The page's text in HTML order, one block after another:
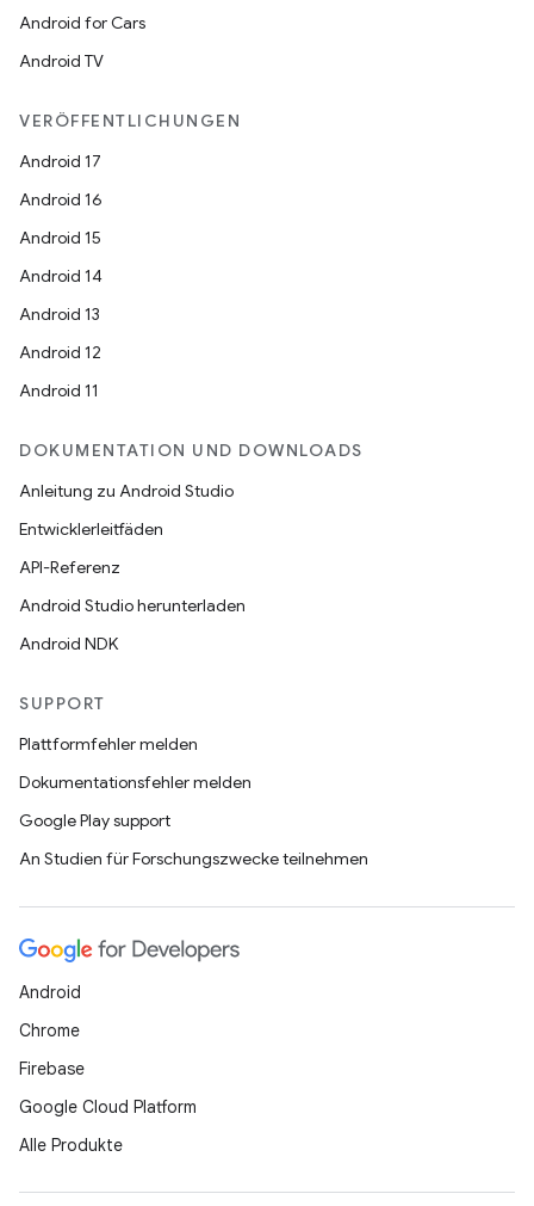
Android for Cars
Android TV
VERÖFFENTLICHUNGEN
Android 17
Android 16
Android 15
Android 14
Android 13
Android 12
Android 11
DOKUMENTATION UND DOWNLOADS
Anleitung zu Android Studio
Entwicklerleitfäden
API-Referenz
Android Studio herunterladen
Android NDK
SUPPORT
Plattformfehler melden
Dokumentationsfehler melden
Google Play support
An Studien für Forschungszwecke teilnehmen
Android
Chrome
Firebase
Google Cloud Platform
Alle Produkte